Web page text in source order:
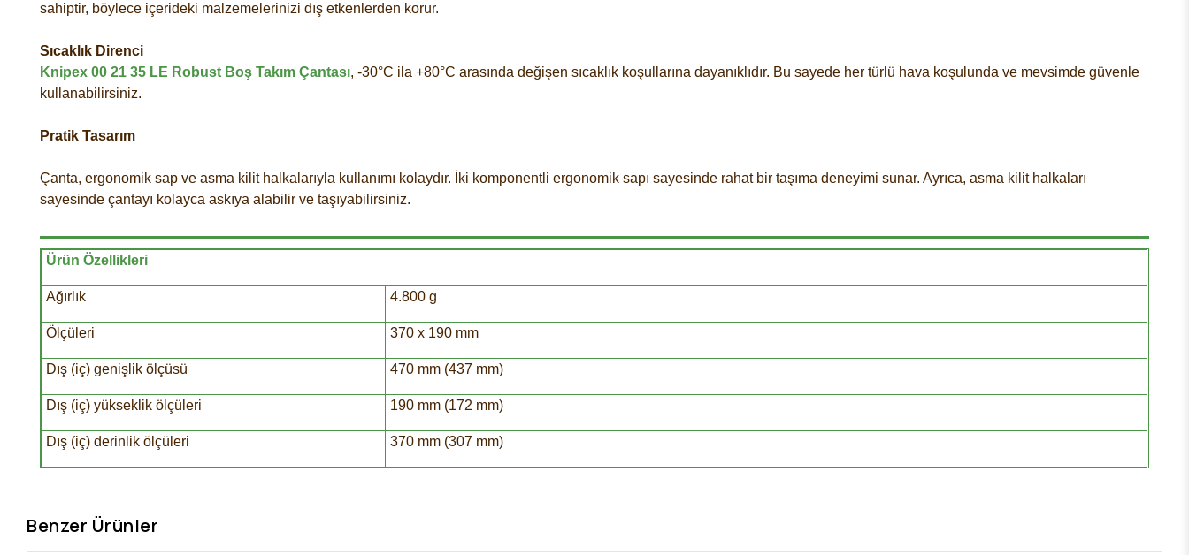
sahiptir, böylece içerideki malzemelerinizi dış etkenlerden korur.
Sıcaklık Direnci
Knipex 00 21 35 LE Robust Boş Takım Çantası, -30°C ila +80°C arasında değişen sıcaklık koşullarına dayanıklıdır. Bu sayede her türlü hava koşulunda ve mevsimde güvenle
kullanabilirsiniz.
Pratik Tasarım
Çanta, ergonomik sap ve asma kilit halkalarıyla kullanımı kolaydır. İki komponentli ergonomik sapı sayesinde rahat bir taşıma deneyimi sunar. Ayrıca, asma kilit halkaları
sayesinde çantayı kolayca askıya alabilir ve taşıyabilirsiniz.
Ürün Özellikleri
Ağırlık 4.800 g
Ölçüleri 370 x 190 mm
Dış (iç) genişlik ölçüsü 470 mm (437 mm)
Dış (iç) yükseklik ölçüleri 190 mm (172 mm)
Dış (iç) derinlik ölçüleri 370 mm (307 mm)
Benzer Ürünler